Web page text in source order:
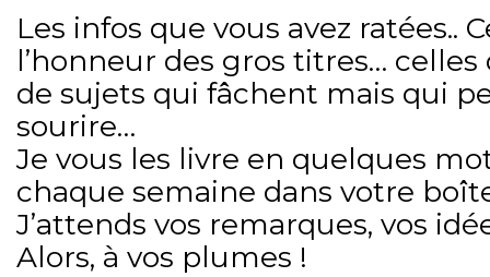
Les infos que vous avez ratées..
l’honneur des gros titres…
de sujets qui fâchent mais qui
sourire…
Je vous les livre en quelques
chaque semaine dans votre
J’attends vos remarques, vos
Alors, à vos plumes !